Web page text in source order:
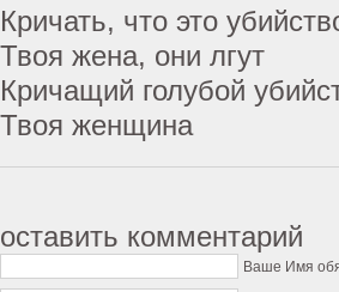
Кричать, что это
Твоя жена, они лгут
Кричащий голубой
Твоя женщина
оставить комментарий
Ваше Имя